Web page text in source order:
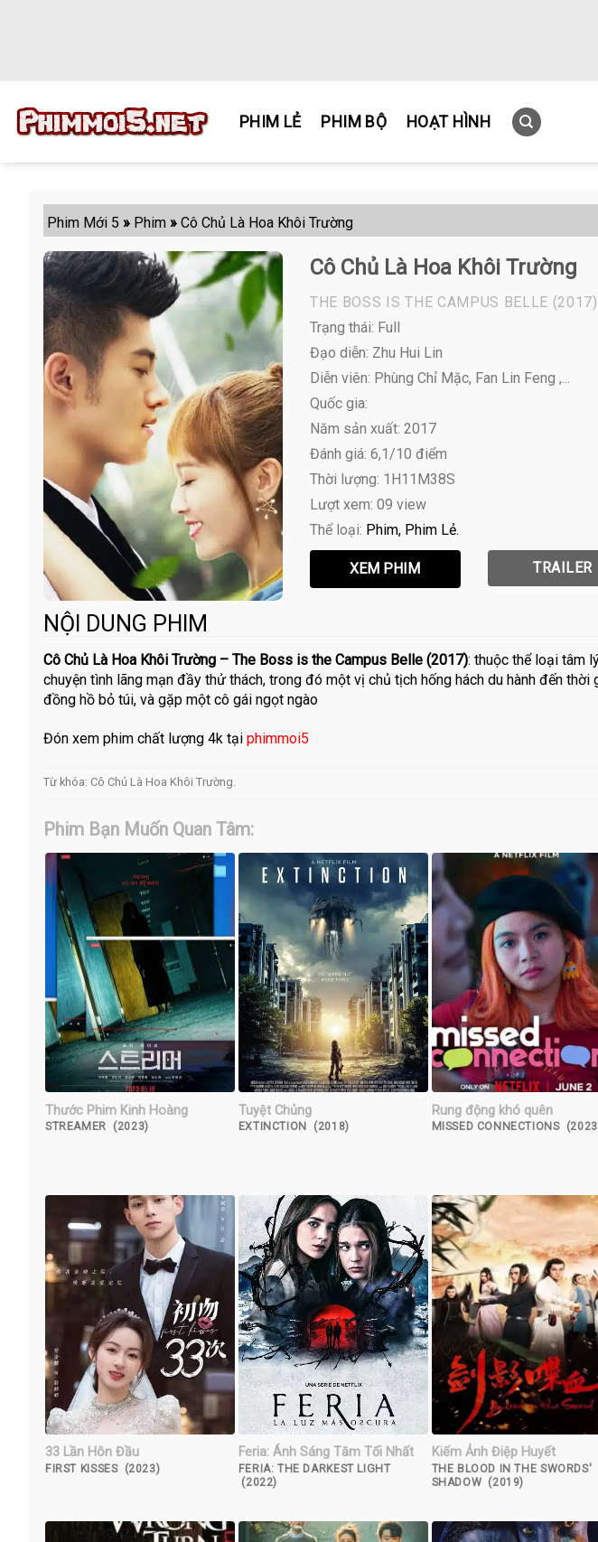
PHIM LẺ PHIM BỘ HOẠT HÌNH
Phim Mới 5 » Phim » Cô Chủ Là Hoa Khôi Trường
Cô Chủ Là Hoa Khôi Trường
THE BOSS IS THE CAMPUS BELLE (2017)
Trạng thái: Full
Đạo diễn: Zhu Hui Lin
Diễn viên: Phùng Chỉ Mặc, Fan Lin Feng ,...
Quốc gia:
Năm sản xuất: 2017
Đánh giá: 6,1/10 điểm
Thời lượng: 1H11M38S
Lượt xem: 09 view
Thể loại: Phim Phim Lẻ
TRAILER
NỘI DUNG PHIM
Cô Chủ Là Hoa Khôi Trường – The Boss is the Campus Belle (2017): thuộc thể loại tâm
chuyện tình lãng mạn đầy thử thách, trong đó một vị chủ tịch hống hách du hành đến thời
đồng hồ bỏ túi, và gặp một cô gái ngọt ngào
Đón xem phim chất lượng 4k tại phimmoi5
Từ khóa: Cô Chủ Là Hoa Khôi Trường.
Phim Bạn Muốn Quan Tâm:
Thước Phim Kinh Hoàng
STREAMER (2023)
Tuyệt Chủng
EXTINCTION (2018)
Rung động khó quên
MISSED CONNECTIONS
33 Lần Hôn Đầu
FIRST KISSES (2023)
Feria: Ánh Sáng Tăm Tối Nhất
FERIA: THE DARKEST LIGHT
(2022)
Kiếm Ảnh Điệp Huyết
THE BLOOD IN THE SWORDS'
SHADOW (2019)